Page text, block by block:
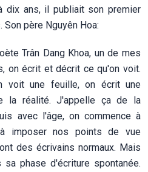
dix ans, il publiait son premier
père Nguyên Hoa:
Trân Dang Khoa, un de mes
on écrit et décrit ce qu'on voit.
voit une feuille, on écrit une
la réalité. J'appelle ça de la
avec l'âge, on commence à
imposer nos points de vue
des écrivains normaux. Mais
phase d'écriture spontanée.